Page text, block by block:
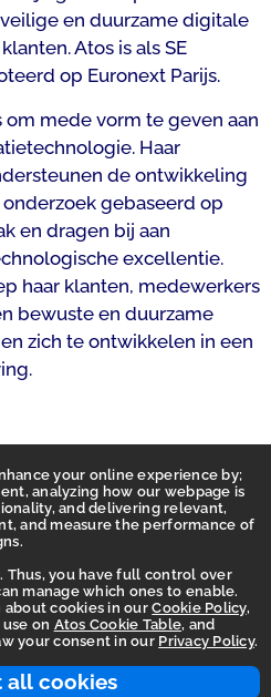
all cookies
your online experience by;
analyzing how our webpage is
and delivering relevant,
and measure the performance of
Thus, you have full control over
manage which ones to enable.
about cookies in ourCookie Policy,
on Atos Cookie Table, and
your consent in our Privacy Policy.
en duurzame digitale
Atos is als SE
op Euronext Parijs.
om mede vorm te geven aan
Haar
de ontwikkeling
gebaseerd op
en dragen bij aan
excellentie.
haar klanten, medewerkers
bewuste en duurzame
zich te ontwikkelen in een
Statement
of use